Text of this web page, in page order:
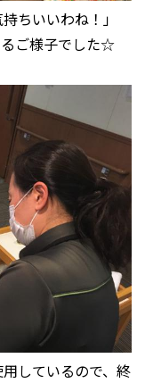
ちいいわね！」
るご様子でした☆
しているので、終